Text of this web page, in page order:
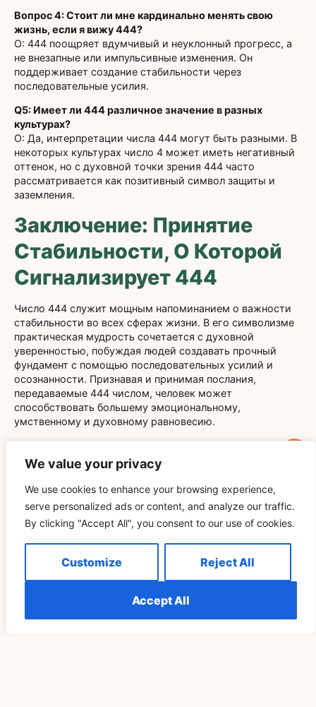
We value your privacy
We use cookies to enhance your browsing experience,
serve personalized ads or content, and analyze our traffic.
By clicking "Accept All", you consent to our use of cookies.
Customize Reject All
Accept All
Вопрос 4: Стоит ли мне кардинально менять свою
жизнь, если я вижу 444?
О: 444 поощряет вдумчивый и неуклонный прогресс, а
не внезапные или импульсивные изменения. Он
поддерживает создание стабильности через
последовательные усилия.
Q5: Имеет ли 444 различное значение в разных
культурах?
О: Да, интерпретации числа 444 могут быть разными. В
некоторых культурах число 4 может иметь негативный
оттенок, но с духовной точки зрения 444 часто
рассматривается как позитивный символ защиты и
заземления.
Заключение: Принятие
Стабильности, О Которой
Сигнализирует 444
Число 444 служит мощным напоминанием о важности
стабильности во всех сферах жизни. В его символизме
практическая мудрость сочетается с духовной
уверенностью, побуждая людей создавать прочный
фундамент с помощью последовательных усилий и
осознанности. Признавая и принимая послания,
передаваемые 444 числом, человек может
способствовать большему эмоциональному,
умственному и духовному равновесию.
процессу роста и оставаться на земле среди жизненных
колебаний. Благодаря такому постоянному вниманию
мы можем создать устойчивую и гармоничную жизнь,
отражающую стабильность, которую олицетворяет
число 444.
Понимание смысла числа 444 обогащает нашу оценку
тонкого руководства, которое могут предложить числа.
Как бы ни рассматривалось число 444 — через призму
духовности, психологии или повседневной жизни — оно
подчеркивает ценность баланса, порядка и
настойчивости. Когда Вы встречаете это число,